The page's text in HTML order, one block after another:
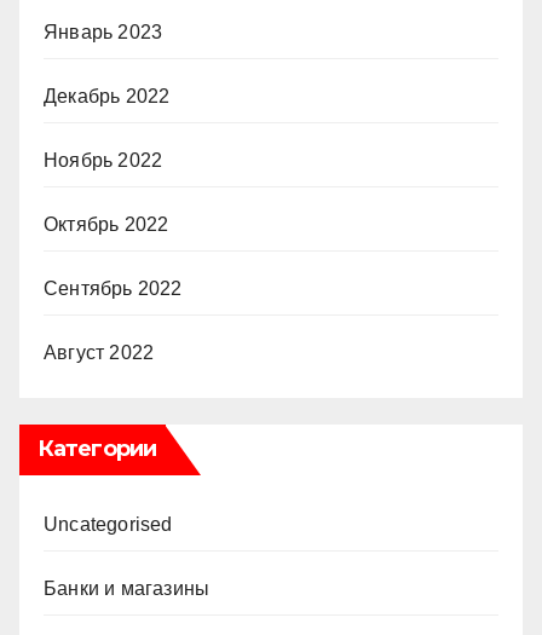
Январь 2023
Декабрь 2022
Ноябрь 2022
Октябрь 2022
Сентябрь 2022
Август 2022
Категории
Uncategorised
Банки и магазины